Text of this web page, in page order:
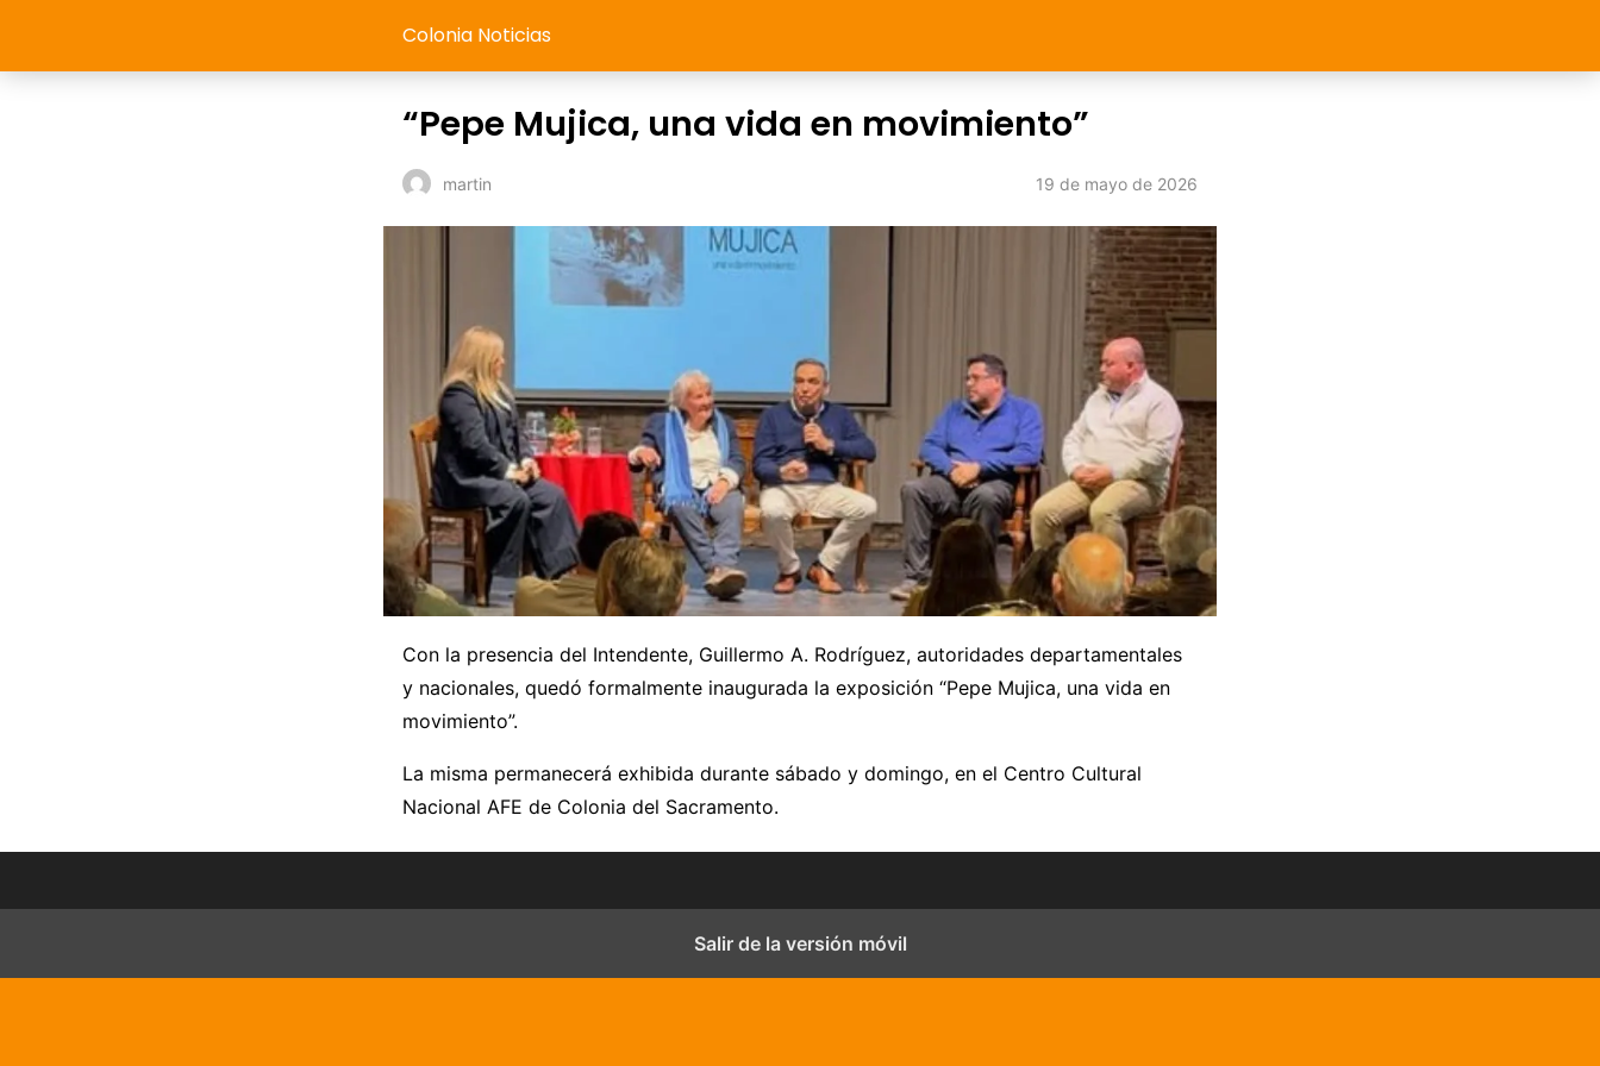
Colonia Noticias
“Pepe Mujica, una vida en movimiento”
martin 19 de mayo de 2026
Con la presencia del Intendente, Guillermo A. Rodríguez, autoridades departamentales
y nacionales, quedó formalmente inaugurada la exposición “Pepe Mujica, una vida en
movimiento”.
La misma permanecerá exhibida durante sábado y domingo, en el Centro Cultural
Nacional AFE de Colonia del Sacramento.
Salir de la versión móvil